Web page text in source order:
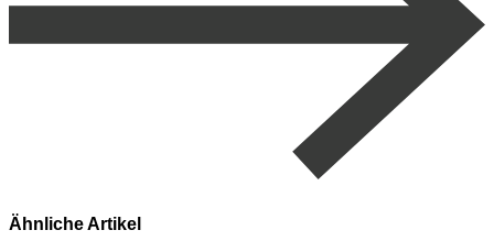
Ähnliche Artikel